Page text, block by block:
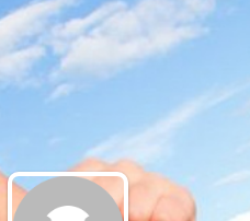
好康優惠
最新留言